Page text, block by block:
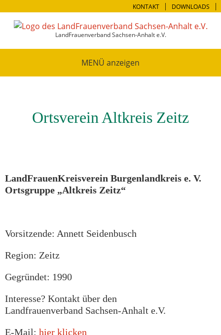
KONTAKT DOWNLOADS
LandFrauenverband Sachsen-Anhalt e.V.
MENÜ
Ortsverein Altkreis Zeitz
LandFrauenKreisverein Burgenlandkreis e. V.
Ortsgruppe „Altkreis Zeitz“
Vorsitzende: Annett Seidenbusch
Region: Zeitz
Gegründet: 1990
Interesse? Kontakt über den
Landfrauenverband Sachsen-Anhalt e.V.
E-Mail: hier klicken